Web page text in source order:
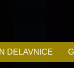
DELAVNICE